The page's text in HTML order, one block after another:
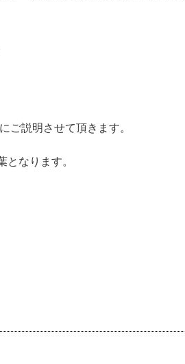
説明させて頂きます。
なります。